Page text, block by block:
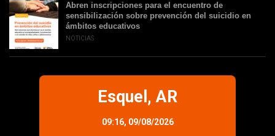
Abren inscripciones para el encuentro de
sensibilización sobre prevención del suicidio en
ámbitos educativos
NOTICIAS
Esquel, AR
09:16, 09/08/2026